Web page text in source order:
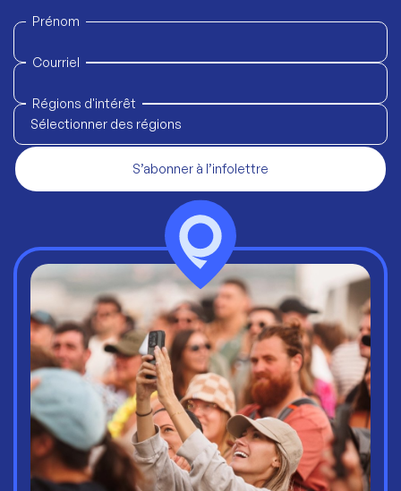
Prénom
Courriel
Régions d'intérêt
Sélectionner des régions
S’abonner à l’infolettre